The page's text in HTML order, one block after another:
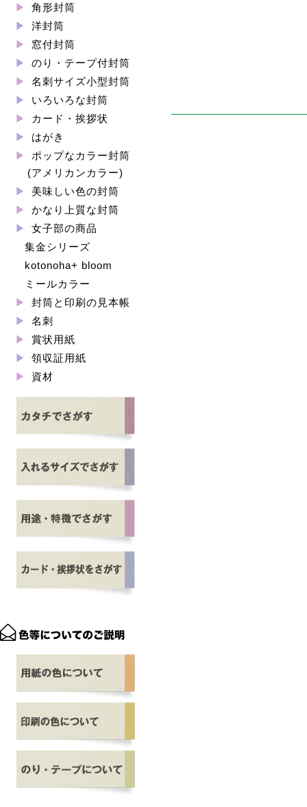
角形封筒
洋封筒
窓付封筒
のり・テープ付封筒
名刺サイズ小型封筒
いろいろな封筒
カード・挨拶状
はがき
ポップなカラー封筒
(アメリカンカラー)
美味しい色の封筒
かなり上質な封筒
女子部の商品
集金シリーズ
kotonoha+ bloom
ミールカラー
封筒と印刷の見本帳
名刺
賞状用紙
領収証用紙
資材